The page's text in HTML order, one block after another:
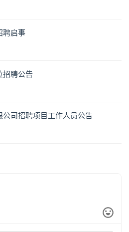
聘启事
招聘公告
司招聘项目工作人员公告